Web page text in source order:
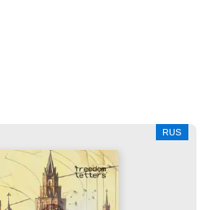
RUS